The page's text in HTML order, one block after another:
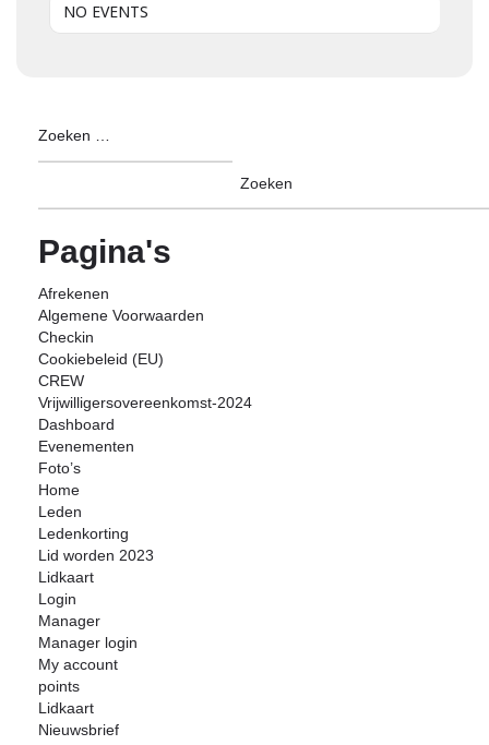
NO EVENTS
Pagina's
Afrekenen
Algemene Voorwaarden
Checkin
Cookiebeleid (EU)
CREW
Vrijwilligersovereenkomst-2024
Dashboard
Evenementen
Foto’s
Home
Leden
Ledenkorting
Lid worden 2023
Lidkaart
Login
Manager
Manager login
My account
points
Lidkaart
Nieuwsbrief